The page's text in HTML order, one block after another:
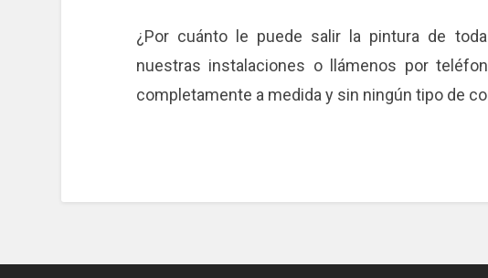
¿Por cuánto le puede salir la pintura de
nuestras instalaciones o llámenos por
completamente a medida y sin ningún tipo de